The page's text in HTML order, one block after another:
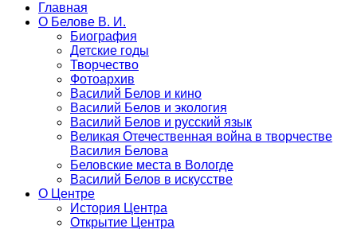
Главная
О Белове В. И.
Биография
Детские годы
Творчество
Фотоархив
Василий Белов и кино
Василий Белов и экология
Василий Белов и русский язык
Великая Отечественная война в творчестве
Василия Белова
Беловские места в Вологде
Василий Белов в искусстве
О Центре
История Центра
Открытие Центра